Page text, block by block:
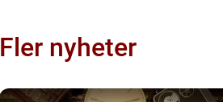
Fler nyheter